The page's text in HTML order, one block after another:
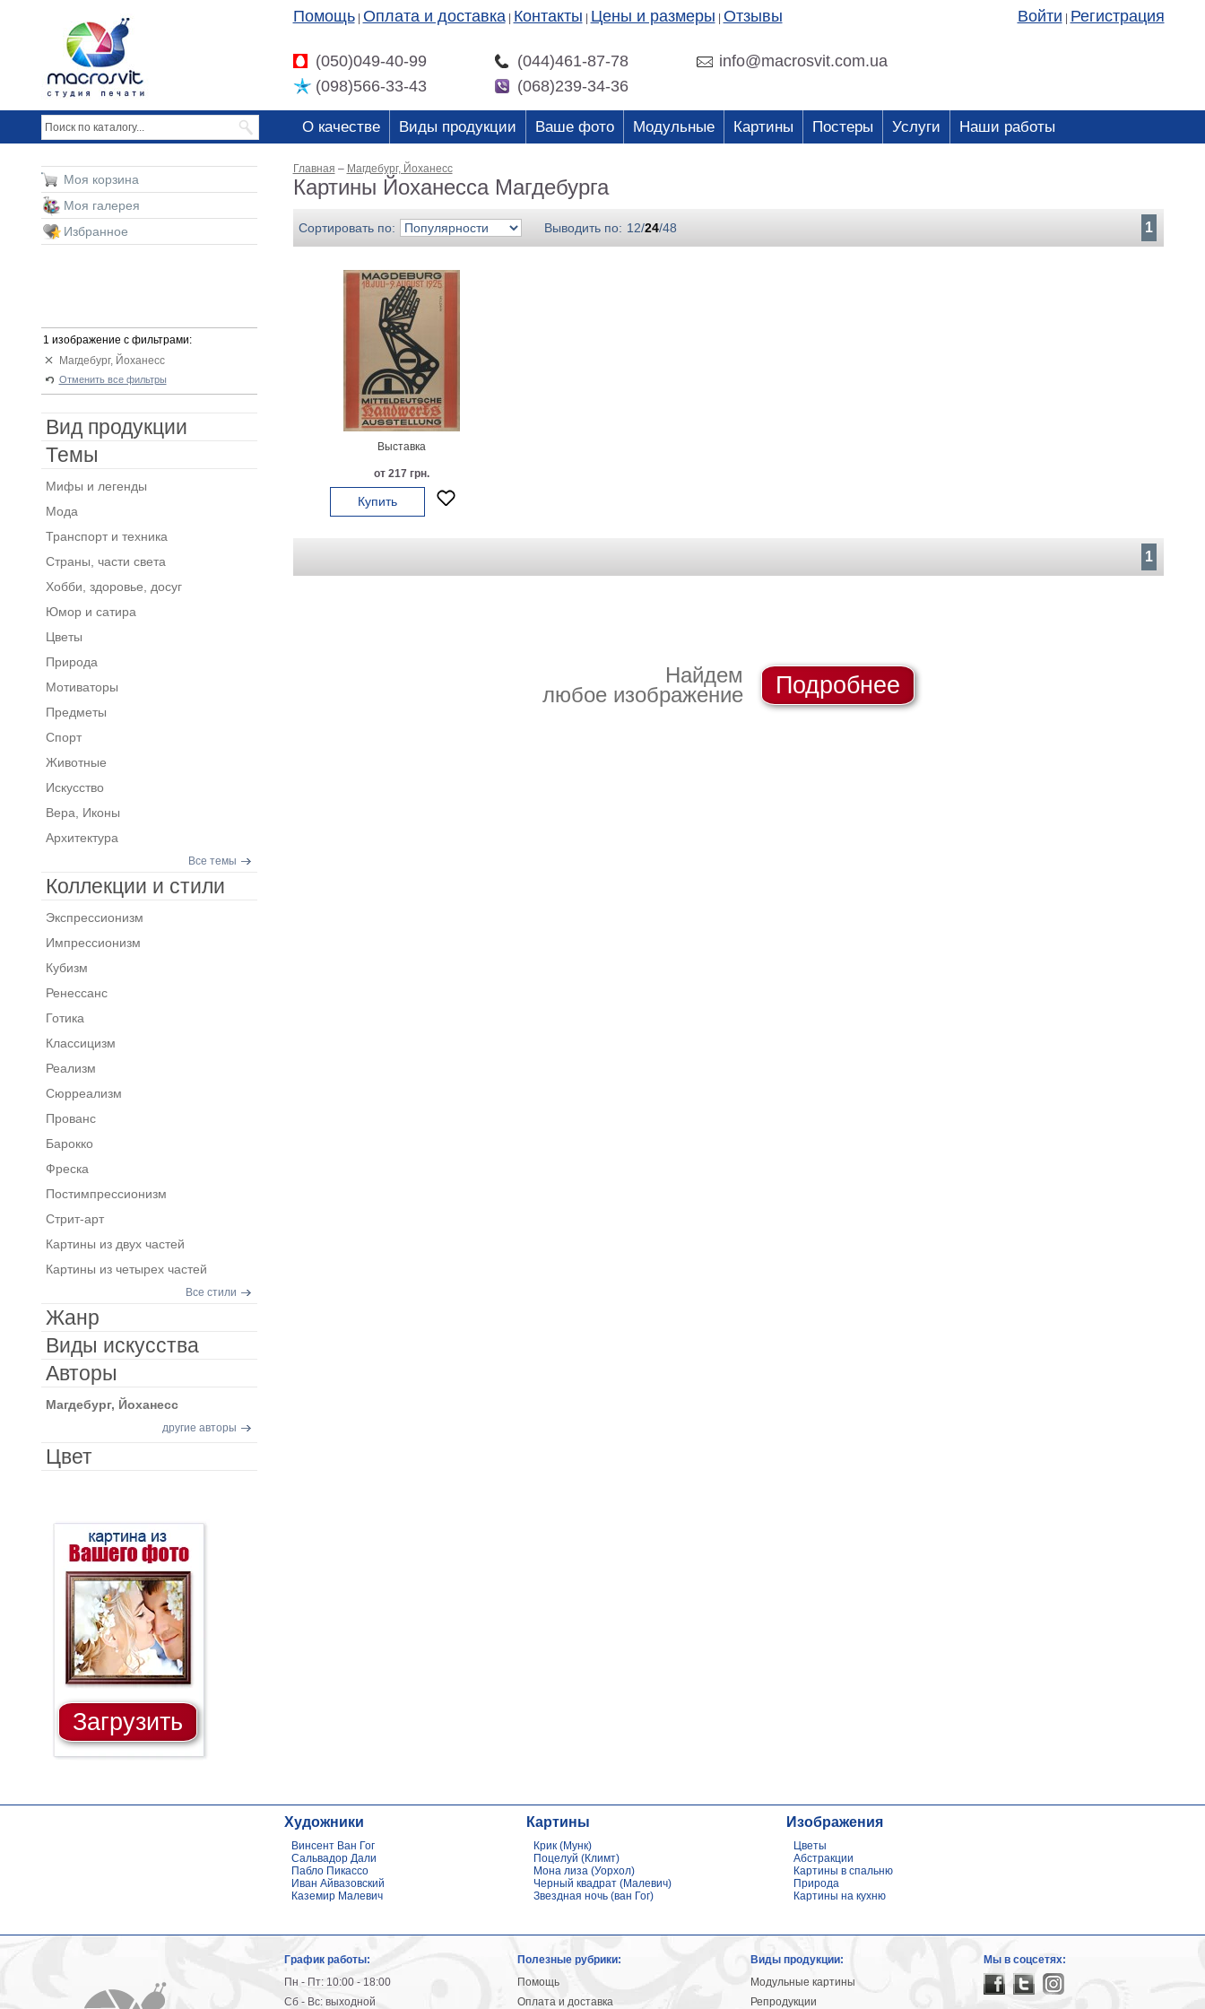
Помощь Оплата и доставка Контакты Цены и размеры Отзывы Войти Регистрация
(050)049-40-99 (044)461-87-78
info@macrosvit.com.ua
(098)566-33-43
(068)239-34-36
О качестве Виды продукции Ваше фото Модульные Картины Постеры Услуги Наши работы
Главная – Магдебург, Йоханесс
Картины Йоханесса Магдебурга
Сортировать по: Выводить по: 12/24/48 1
Выставка
от 217 грн.
Купить
1
Найдем
любое изображение
Подробнее
Моя корзина
Моя галерея
Избранное
1 изображение с фильтрами:
Магдебург, Йоханесс
Отменить все фильтры
Вид продукции
Темы
Мифы и легенды
Мода
Транспорт и техника
Страны, части света
Хобби, здоровье, досуг
Юмор и сатира
Цветы
Природа
Мотиваторы
Предметы
Спорт
Животные
Искусство
Вера, Иконы
Архитектура
Все темы
Коллекции и стили
Экспрессионизм
Импрессионизм
Кубизм
Ренессанс
Готика
Классицизм
Реализм
Сюрреализм
Прованс
Барокко
Фреска
Постимпрессионизм
Стрит-арт
Картины из двух частей
Картины из четырех частей
Все стили
Жанр
Виды искусства
Авторы
Магдебург, Йоханесс
другие авторы
Цвет
Загрузить
Художники
Винсент Ван Гог
Сальвадор Дали
Пабло Пикассо
Иван Айвазовский
Каземир Малевич
Картины
Крик (Мунк)
Поцелуй (Климт)
Мона лиза (Уорхол)
Черный квадрат (Малевич)
Звездная ночь (ван Гог)
Изображения
Цветы
Абстракции
Картины в спальню
Природа
Картины на кухню
График работы:
Пн - Пт: 10:00 - 18:00
Сб - Вс: выходной
Полезные рубрики:
Помощь
Оплата и доставка
Виды продукции:
Модульные картины
Репродукции
Мы в соцсетях: